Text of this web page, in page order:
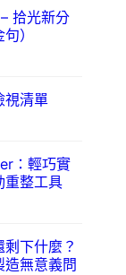
拾光新分
）
視清單
：輕巧實
重整工具
下什麼？
無意義問